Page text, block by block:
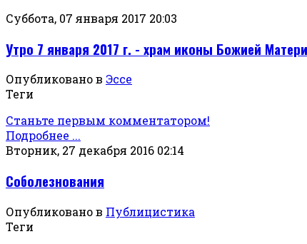
Суббота, 07 января 2017 20:03
Утро 7 января 2017 г. - храм иконы Божией
Опубликовано в Эссе
Теги
Станьте первым комментатором!
Подробнее ...
Вторник, 27 декабря 2016 02:14
Соболезнования
Опубликовано в Публицистика
Теги